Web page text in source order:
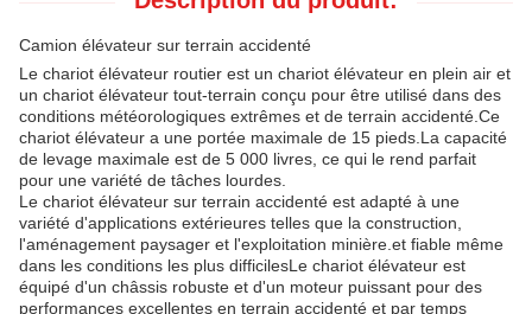
Camion élévateur sur terrain accidenté
Le chariot élévateur routier est un chariot élévateur en plein air et
un chariot élévateur tout-terrain conçu pour être utilisé dans des
conditions météorologiques extrêmes et de terrain accidenté.Ce
chariot élévateur a une portée maximale de 15 pieds.La capacité
de levage maximale est de 5 000 livres, ce qui le rend parfait
pour une variété de tâches lourdes.
Le chariot élévateur sur terrain accidenté est adapté à une
variété d'applications extérieures telles que la construction,
l'aménagement paysager et l'exploitation minière.et fiable même
dans les conditions les plus difficilesLe chariot élévateur est
équipé d'un châssis robuste et d'un moteur puissant pour des
performances excellentes en terrain accidenté et par temps